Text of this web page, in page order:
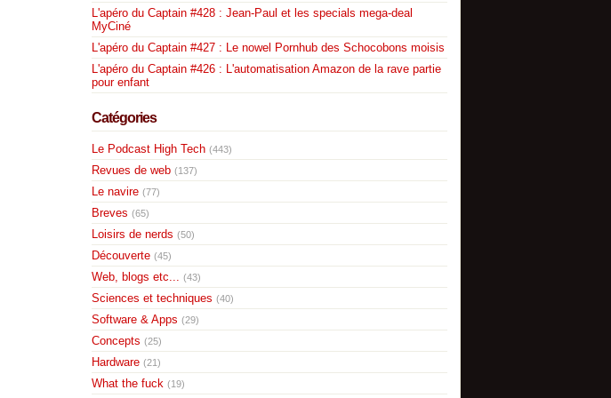
L'apéro du Captain #428 : Jean-Paul et les specials mega-deal
MyCiné
L'apéro du Captain #427 : Le nowel Pornhub des Schocobons moisis
L'apéro du Captain #426 : L'automatisation Amazon de la rave partie
pour enfant
Catégories
Le Podcast High Tech (443)
Revues de web (137)
Le navire (77)
Breves (65)
Loisirs de nerds (50)
Découverte (45)
Web, blogs etc... (43)
Sciences et techniques (40)
Software & Apps (29)
Concepts (25)
Hardware (21)
What the fuck (19)